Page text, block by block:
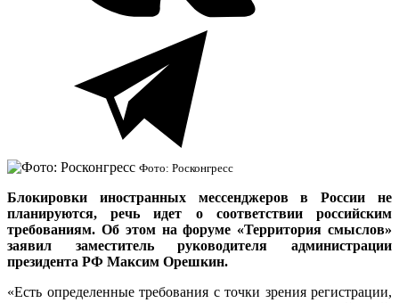
Фото: Росконгресс
Блокировки иностранных мессенджеров в России не
планируются, речь идет о соответствии российским
требованиям. Об этом на форуме «Территория смыслов»
заявил заместитель руководителя администрации
президента РФ Максим Орешкин.
«Есть определенные требования с точки зрения регистрации,